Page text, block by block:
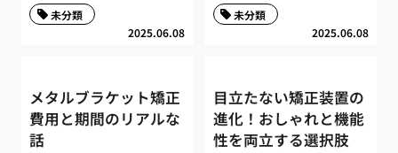
2025.06.08
未分類
2025.06.08
未分類
メタルブラケット矯正
費用と期間のリアルな
話
目立たない矯正装置の
進化！おしゃれと機能
性を両立する選択肢